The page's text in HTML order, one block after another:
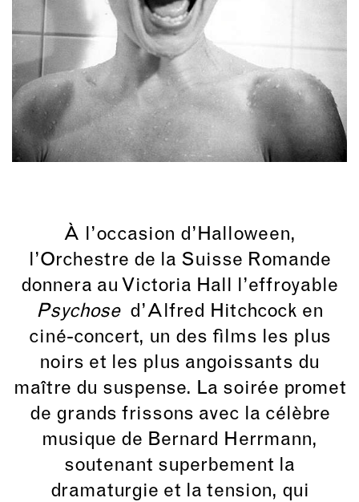
À l’occasion d’Halloween,
l’Orchestre de la Suisse Romande
donnera au Victoria Hall l’effroyable
Psychose d’Alfred Hitchcock en
ciné-concert, un des films les plus
noirs et les plus angoissants du
maître du suspense. La soirée promet
de grands frissons avec la célèbre
musique de Bernard Herrmann,
soutenant superbement la
dramaturgie et la tension, qui